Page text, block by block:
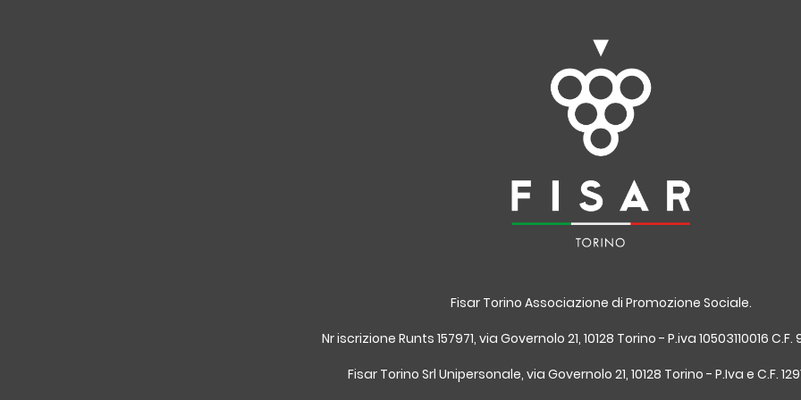
Fisar Torino Associazione di Promozione Sociale.
Nr iscrizione Runts 157971, via Governolo 21, 10128 Torino - P.iva 10503110016
Fisar Torino Srl Unipersonale, via Governolo 21, 10128 Torino - P.Iva e C.F.